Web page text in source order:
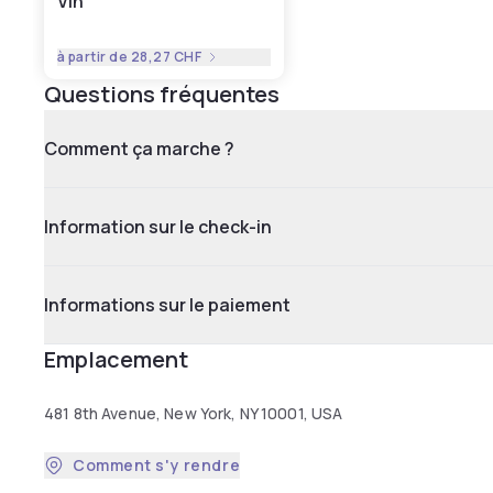
à partir de 28,27 CHF
Questions fréquentes
Comment ça marche ?
Information sur le check-in
Informations sur le paiement
Emplacement
481 8th Avenue, New York, NY 10001, USA
Comment s'y rendre